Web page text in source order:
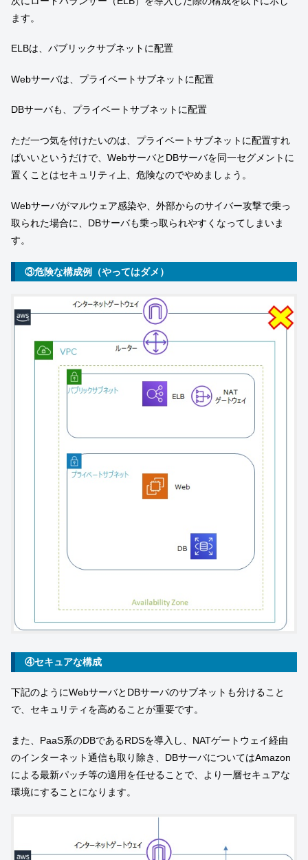
ます。
ELBは、パブリックサブネットに配置
Webサーバは、プライベートサブネットに配置
DBサーバも、プライベートサブネットに配置
ただ一つ気を付けたいのは、プライベートサブネットに配置すれ
ばいいというだけで、WebサーバとDBサーバを同一セグメントに
置くことはセキュリティ上、危険なのでやめましょう。
Webサーバがマルウェア感染や、外部からのサイバー攻撃で乗っ
取られた場合に、DBサーバも乗っ取られやすくなってしまいま
す。
③危険な構成例（やってはダメ）
④セキュアな構成
下記のようにWebサーバとDBサーバのサブネットも分けること
で、セキュリティを高めることが重要です。
また、PaaS系のDBであるRDSを導入し、NATゲートウェイ経由
のインターネット通信も取り除き、DBサーバについてはAmazon
による最新パッチ等の適用を任せることで、より一層セキュアな
環境にすることになります。